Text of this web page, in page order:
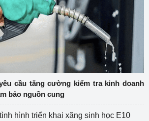
cầu tăng cường kiểm tra kinh doanh
bảo nguồn cung
hình triển khai xăng sinh học E10